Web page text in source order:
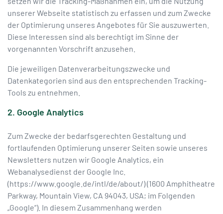
unserer Webseite statistisch zu erfassen und zum Zwecke
der Optimierung unseres Angebotes für Sie auszuwerten.
Diese Interessen sind als berechtigt im Sinne der
vorgenannten Vorschrift anzusehen.
Die jeweiligen Datenverarbeitungszwecke und
Datenkategorien sind aus den entsprechenden Tracking-
Tools zu entnehmen.
2. Google Analytics
Zum Zwecke der bedarfsgerechten Gestaltung und
fortlaufenden Optimierung unserer Seiten sowie unseres
Newsletters nutzen wir Google Analytics, ein
Webanalysedienst der Google Inc.
(https://www.google.de/intl/de/about/) (1600 Amphitheatre
Parkway, Mountain View, CA 94043, USA; im Folgenden
„Google“). In diesem Zusammenhang werden